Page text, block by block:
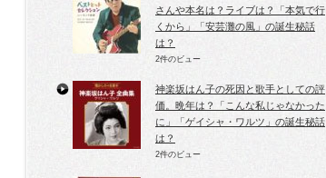
さんや本名は？ライブは？「本気で行
くから」「安芸灘の風」の誕生秘話
は？
2件のビュー
神楽坂はん子の死因と歌手としての評
価。晩年は？「こんな私じゃなかった
に」「ゲイシャ・ワルツ」の誕生秘話
は？
2件のビュー